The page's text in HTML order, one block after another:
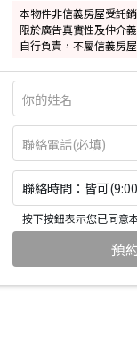
本物件非信義房屋受託
限於廣告真實性及仲介
自行負責，不屬信義房
聯絡時間：皆可
按下按鈕表示您已同意
預